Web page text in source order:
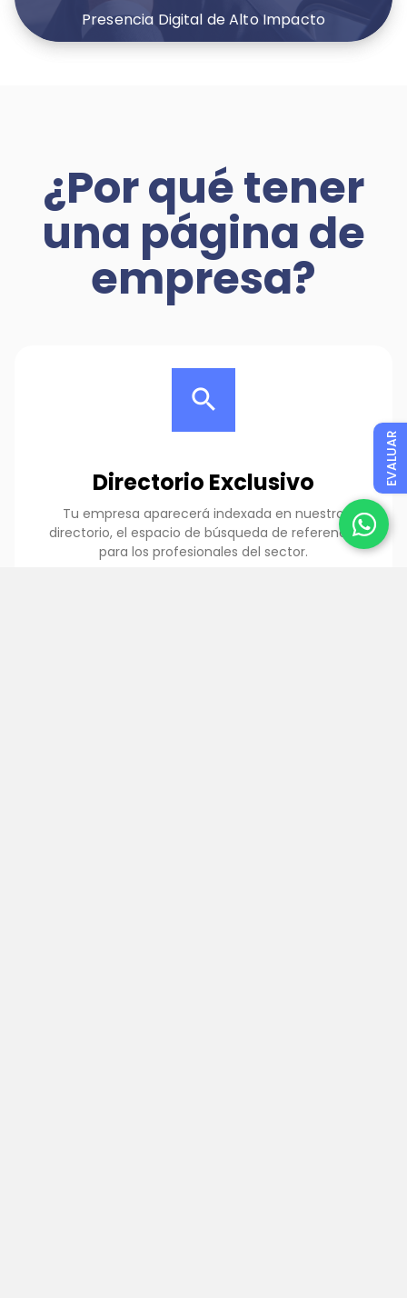
Presencia Digital de Alto Impacto
¿Por qué tener
una página de
empresa?
search
Directorio Exclusivo
Tu empresa aparecerá indexada en nuestro
directorio, el espacio de búsqueda de referencia
para los profesionales del sector.
EVALUAR